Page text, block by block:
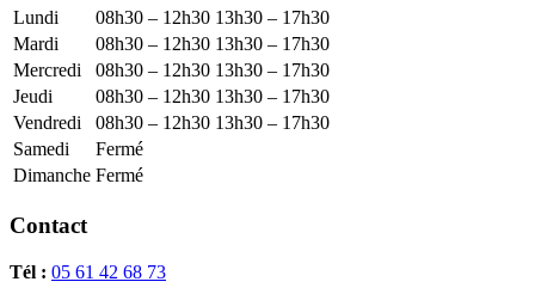
Lundi 08h30 – 12h30 13h30 – 17h30
Mardi
08h30 – 12h30 13h30 – 17h30
Mercredi
08h30 – 12h30 13h30 – 17h30
Jeudi
08h30 – 12h30 13h30 – 17h30
Vendredi
08h30 – 12h30 13h30 – 17h30
Samedi
Fermé
Dimanche Fermé
Contact
Tél : 05 61 42 68 73